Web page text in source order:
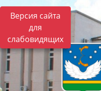
Версия сайта
для
слабовидящих